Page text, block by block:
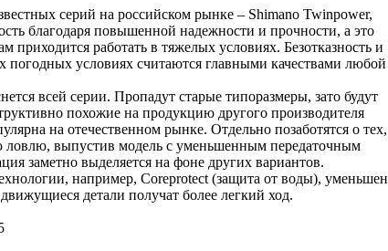
серий на российском рынке – Shimano Twinpower,
благодаря повышенной надежности и прочности, а это
приходится работать в тяжелых условиях. Безотказность и
погодных условиях считаются главными качествами любой
всей серии. Пропадут старые типоразмеры, зато будут
похожие на продукцию другого производителя
на отечественном рынке. Отдельно позаботятся о тех,
ловлю, выпустив модель с уменьшенным передаточным
заметно выделяется на фоне других вариантов.
например, Coreprotect (защита от воды), уменьшен
детали получат более легкий ход.